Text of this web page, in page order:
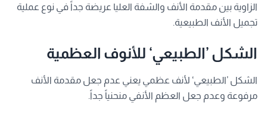
الزاوية بين مقدمة الأنف والشفة العليا عريضة جداً في نوع عملية
تجميل الأنف الطبيعية.
الشكل ’الطبيعي‘ للأنوف العظمية
الشكل ’الطبيعي‘ لأنف عظمي يعني عدم جعل مقدمة الأنف
مرفوعة وعدم جعل العظم الأنفي منحنياً جداً.